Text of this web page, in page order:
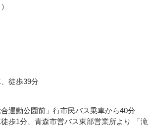
徒歩39分
運動公園前」行市民バス乗車から40分
歩1分、青森市営バス東部営業所より 「滝